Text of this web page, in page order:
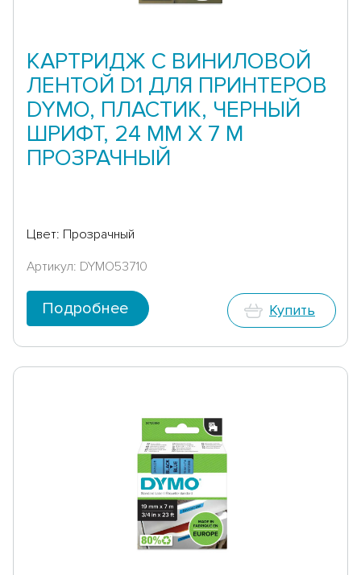
КАРТРИДЖ С ВИНИЛОВОЙ
ЛЕНТОЙ D1 ДЛЯ ПРИНТЕРОВ
DYMO, ПЛАСТИК, ЧЕРНЫЙ
ШРИФТ, 24 ММ Х 7 М
ПРОЗРАЧНЫЙ
Цвет: Прозрачный
Артикул: DYMO53710
Подробнее Купить